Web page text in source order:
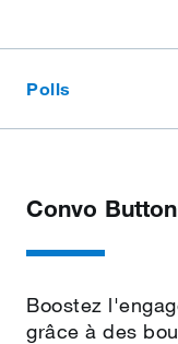
Polls
Convo Button
Boostez
grâce à des